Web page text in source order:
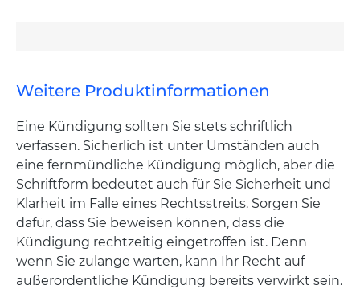
Weitere Produktinformationen
Eine Kündigung sollten Sie stets schriftlich
verfassen. Sicherlich ist unter Umständen auch
eine fernmündliche Kündigung möglich, aber die
Schriftform bedeutet auch für Sie Sicherheit und
Klarheit im Falle eines Rechtsstreits. Sorgen Sie
dafür, dass Sie beweisen können, dass die
Kündigung rechtzeitig eingetroffen ist. Denn
wenn Sie zulange warten, kann Ihr Recht auf
außerordentliche Kündigung bereits verwirkt sein.